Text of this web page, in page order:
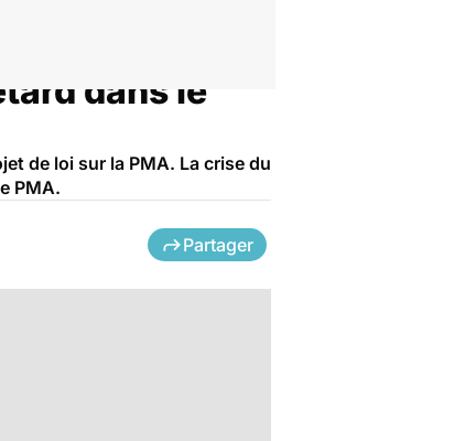
dans le
de loi sur la PMA. La crise du
PMA.
Partager